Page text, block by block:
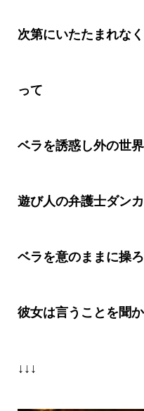
次第にいたたまれな
って
ベラを誘惑し外の世
遊び人の弁護士ダン
ベラを意のままに操
彼女は言うことを聞
↓↓↓